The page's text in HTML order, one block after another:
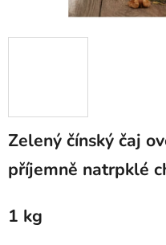
Zelený čínský čaj
příjemně natrpklé
1 kg